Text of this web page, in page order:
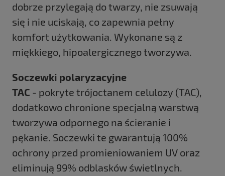
dobrze przylegają do twarzy, nie zsuwają
się i nie uciskają, co zapewnia pełny
komfort użytkowania. Wykonane są z
miękkiego, hipoalergicznego tworzywa.
Soczewki polaryzacyjne
TAC - pokryte trójoctanem celulozy (TAC),
dodatkowo chronione specjalną warstwą
tworzywa odpornego na ścieranie i
pękanie. Soczewki te gwarantują 100%
ochrony przed promieniowaniem UV oraz
eliminują 99% odblasków świetlnych.